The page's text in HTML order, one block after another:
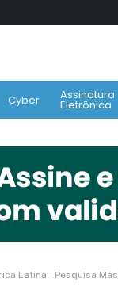
Cyber Assinatura
Eletrônica
Latina – Pesquisa